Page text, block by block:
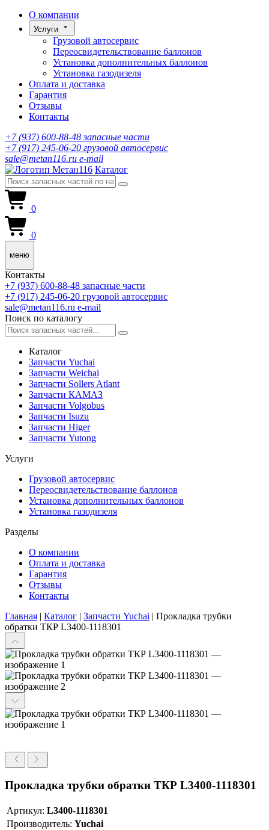
О компании
Услуги
Грузовой автосервис
Переосвидетельствование баллонов
Установка дополнительных баллонов
Установка газодизеля
Оплата и доставка
Гарантия
Отзывы
Контакты
+7 (937) 600-88-48запасные части
+7 (917) 245-06-20 грузовой автосервис
sale@metan116.ru e-mail
Каталог
0
0
меню
Контакты
+7 (937) 600-88-48 запасные части
+7 (917) 245-06-20 грузовой автосервис
sale@metan116.ru e-mail
Поиск по каталогу
Каталог
Запчасти Yuchai
Запчасти Weichai
Запчасти Sollers Atlant
Запчасти КАМАЗ
Запчасти Volgobus
Запчасти Isuzu
Запчасти Higer
Запчасти Yutong
Услуги
Грузовой автосервис
Переосвидетельствование баллонов
Установка дополнительных баллонов
Установка газодизеля
Разделы
О компании
Оплата и доставка
Гарантия
Отзывы
Контакты
Главная | Каталог | Запчасти Yuchai | Прокладка трубки
обратки ТКР L3400-1118301
Прокладка трубки обратки ТКР L3400-1118301
Артикул: L3400-1118301
Производитель: Yuchai